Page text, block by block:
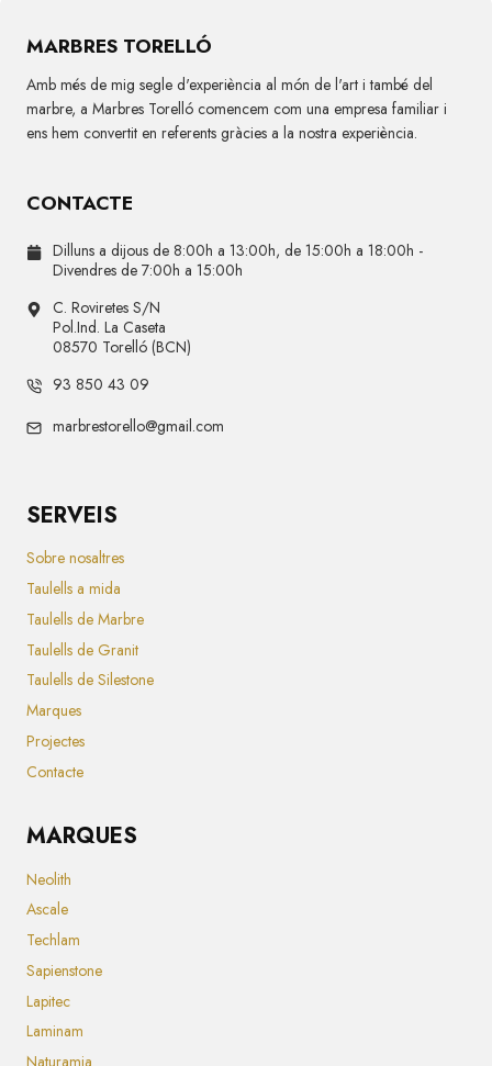
MARBRES TORELLÓ
Amb més de mig segle d'experiència al món de l'art i també del
marbre, a Marbres Torelló comencem com una empresa familiar i
ens hem convertit en referents gràcies a la nostra experiència.
CONTACTE
Dilluns a dijous de 8:00h a 13:00h, de 15:00h a 18:00h -
Divendres de 7:00h a 15:00h
C. Roviretes S/N
Pol.Ind. La Caseta
08570 Torelló (BCN)
93 850 43 09
marbrestorello@gmail.com
SERVEIS
Sobre nosaltres
Taulells a mida
Taulells de Marbre
Taulells de Granit
Taulells de Silestone
Marques
Projectes
Contacte
MARQUES
Neolith
Ascale
Techlam
Sapienstone
Lapitec
Laminam